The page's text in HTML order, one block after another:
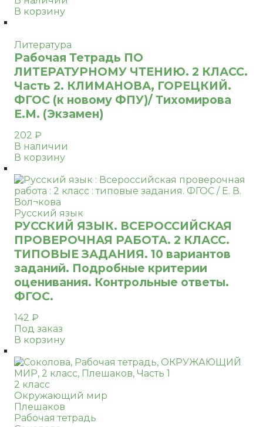
В корзину
Литература
Рабочая Тетрадь ПО
ЛИТЕРАТУРНОМУ ЧТЕНИЮ. 2 КЛАСС.
Часть 2. КЛИМАНОВА, ГОРЕЦКИЙ.
ФГОС (к новому ФПУ)/ Тихомирова
Е.М. (Экзамен)
202 ₽
В наличии
В корзину
Русский язык
РУССКИЙ ЯЗЫК. ВСЕРОССИЙСКАЯ
ПРОВЕРОЧНАЯ РАБОТА. 2 КЛАСС.
ТИПОВЫЕ ЗАДАНИЯ. 10 вариантов
заданий. Подробные критерии
оценивания. Контрольные ответы.
ФГОС.
142 ₽
Под заказ
В корзину
2 класс
Окружающий мир
Плешаков
Рабочая тетрадь